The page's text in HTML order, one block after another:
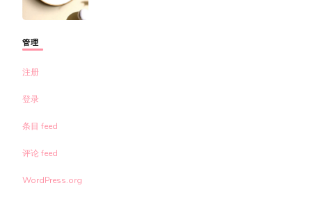
管理
注册
登录
条目 feed
评论 feed
WordPress.org